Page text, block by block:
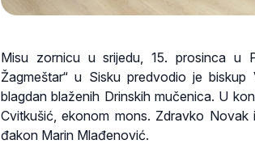
Misu zornicu u srijedu, 15. prosinca u
Žagmeštar“ u Sisku predvodio je
blagdan blaženih Drinskih mučenica. U
Cvitkušić, ekonom mons. Zdravko
đakon Marin Mlađenović.